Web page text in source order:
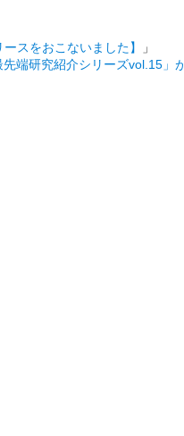
ースをおこないました】 」
先端研究紹介シリーズvol.15」